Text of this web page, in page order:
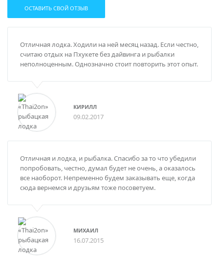
ОСТАВИТЬ СВОЙ ОТЗЫВ
Отличная лодка. Ходили на ней месяц назад. Если честно,
считаю отдых на Пхукете без дайвинга и рыбалки
неполноценным. Однозначно стоит повторить этот опыт.
КИРИЛЛ
09.02.2017
Отличная и лодка, и рыбалка. Спасибо за то что убедили
попробовать, честно, думал будет не очень, а оказалось
все наоборот. Непременно будем заказывать еще, когда
сюда вернемся и друзьям тоже посоветуем.
МИХАИЛ
16.07.2015